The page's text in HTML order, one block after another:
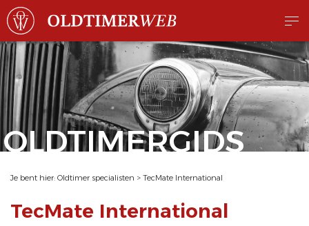
OLDTIMERGIDS
Je bent hier: Oldtimer specialisten > TecMate International
TecMate International